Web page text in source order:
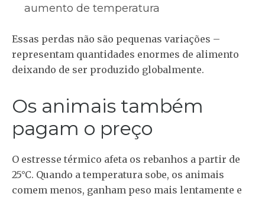
aumento de temperatura
Essas perdas não são pequenas variações –
representam quantidades enormes de alimento
deixando de ser produzido globalmente.
Os animais também
pagam o preço
O estresse térmico afeta os rebanhos a partir de
25°C. Quando a temperatura sobe, os animais
comem menos, ganham peso mais lentamente e